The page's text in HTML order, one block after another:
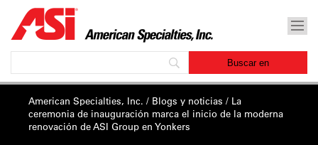
American Specialties, Inc. / Blogs y noticias / La
ceremonia de inauguración marca el inicio de la moderna
renovación de ASI Group en Yonkers